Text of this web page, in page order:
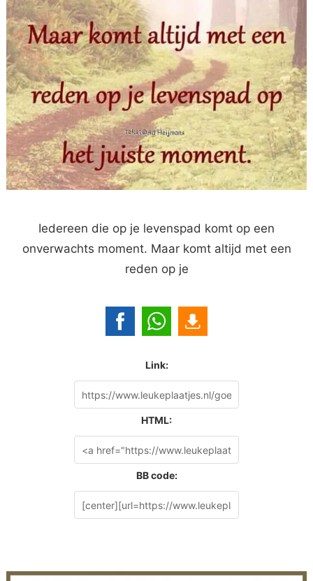
Iedereen die op je levenspad komt op een
onverwachts moment. Maar komt altijd met een
reden op je
Link:
HTML:
BB code: